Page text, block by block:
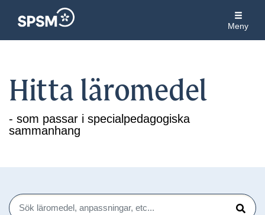
Meny
Hitta läromedel
- som passar i specialpedagogiska
sammanhang
Sök
Sök